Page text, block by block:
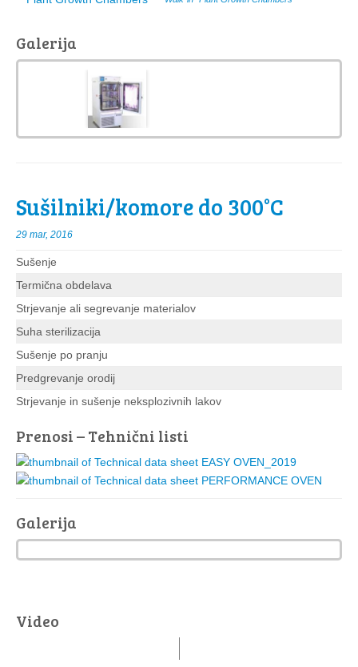
Galerija
Sušilniki/komore do 300°C
29 mar, 2016
Sušenje
Termična obdelava
Strjevanje ali segrevanje materialov
Suha sterilizacija
Sušenje po pranju
Predgrevanje orodij
Strjevanje in sušenje neksplozivnih lakov
Prenosi – Tehnični listi
Galerija
Video